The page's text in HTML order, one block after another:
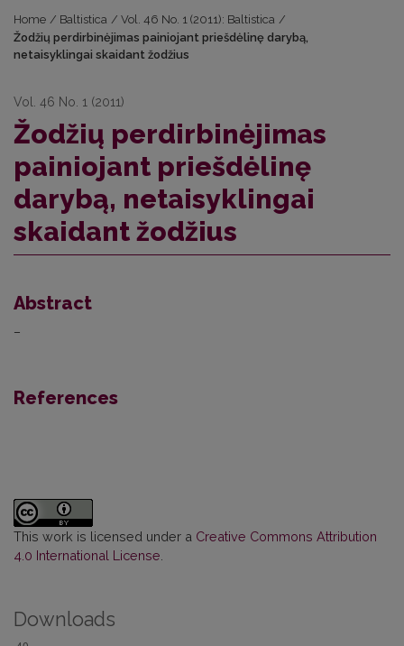
Home / Baltistica / Vol. 46 No. 1 (2011): Baltistica /
Žodžių perdirbinėjimas painiojant priešdėlinę darybą,
netaisyklingai skaidant žodžius
Vol. 46 No. 1 (2011)
Žodžių perdirbinėjimas
painiojant priešdėlinę
darybą, netaisyklingai
skaidant žodžius
Abstract
–
References
This work is licensed under a Creative Commons Attribution
4.0 International License
Downloads